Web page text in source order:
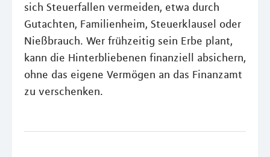
sich Steuerfallen vermeiden, etwa durch
Gutachten, Familienheim, Steuerklausel oder
Nießbrauch. Wer frühzeitig sein Erbe plant,
kann die Hinterbliebenen finanziell absichern,
ohne das eigene Vermögen an das Finanzamt
zu verschenken.